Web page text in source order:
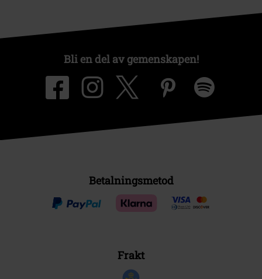
Bli en del av gemenskapen!
Betalningsmetod
Frakt